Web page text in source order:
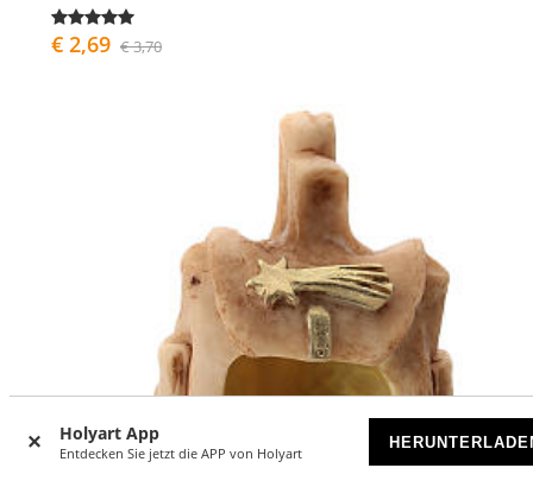
Holyart App
Entdecken Sie jetzt die APP von Holyart
€ 2,69 € 3,70